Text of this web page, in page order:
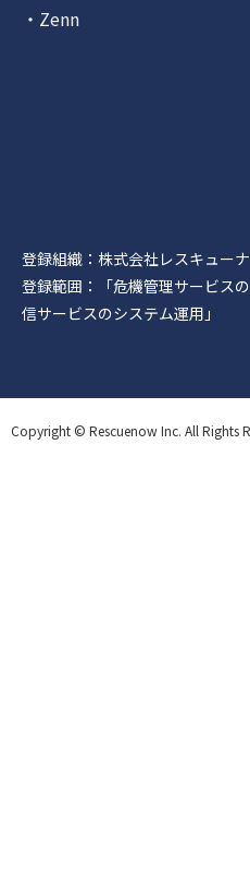
・Zenn
登録組織：株式会社レスキュー
登録範囲：「危機管理サービス
信サービスのシステム運用」
Copyright © Rescuenow Inc. All Rights